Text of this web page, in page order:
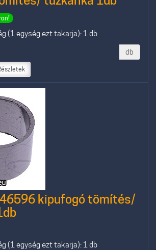
(1 egység ezt takarja): 1 db
db
kipufogó tömítés/
(1 egység ezt takarja): 1 db